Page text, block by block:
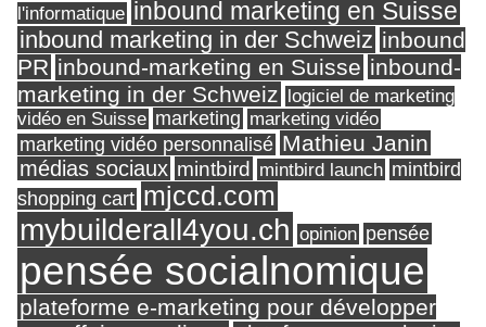
l'informatique inbound marketing en Suisse
inbound marketing in der Schweiz inbound
PR inbound-marketing en Suisse inbound-
marketing in der Schweiz logiciel de marketing
vidéo en Suisse marketing marketing vidéo
marketing vidéo personnalisé Mathieu Janin
médias sociaux mintbird mintbird launch mintbird
shopping cart mjccd.com
mybuilderall4you.ch opinion pensée
pensée socialnomique
plateforme e-marketing pour développer